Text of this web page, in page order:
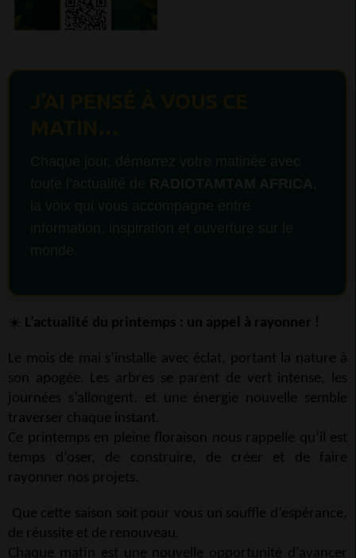
Chaque jour, démarrez votre matinée avec
toute l’actualité de RADIOTAMTAM AFRICA,
la voix qui vous accompagne entre
information, inspiration et ouverture sur le
monde.
☀ L’actualité du printemps : un appel à rayonner !
Le mois de mai s’installe avec éclat, portant la nature à
son apogée. Les arbres se parent de vert intense, les
journées s’allongent, et une énergie nouvelle semble
traverser chaque instant.
Ce printemps en pleine floraison nous rappelle qu’il est
temps d’oser, de construire, de créer et de faire
rayonner nos projets.
Que cette saison soit pour vous un souffle d’espérance,
de réussite et de renouveau.
Chaque matin est une nouvelle opportunité d’avancer